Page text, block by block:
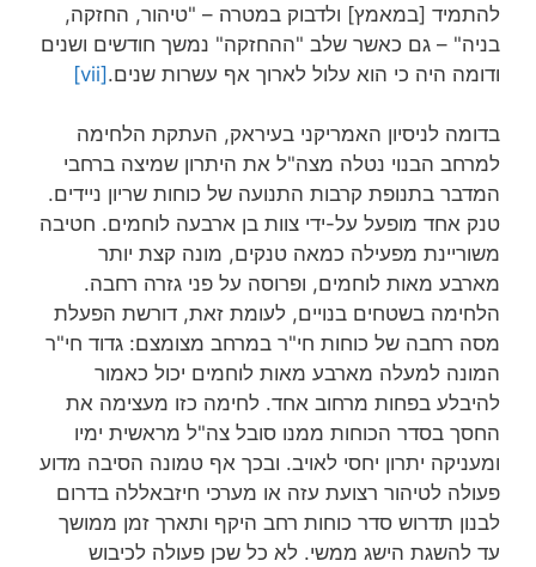
להתמיד [במאמץ] ולדבוק במטרה – "טיהור, החזקה,
בניה" – גם כאשר שלב "ההחזקה" נמשך חודשים ושנים
ודומה היה כי הוא עלול לארוך אף עשרות שנים.[vii]
בדומה לניסיון האמריקני בעיראק, העתקת הלחימה
למרחב הבנוי נטלה מצה"ל את היתרון שמיצה ברחבי
המדבר בתנופת קרבות התנועה של כוחות שריון ניידים.
טנק אחד מופעל על-ידי צוות בן ארבעה לוחמים. חטיבה
משוריינת מפעילה כמאה טנקים, מונה קצת יותר
מארבע מאות לוחמים, ופרוסה על פני גזרה רחבה.
הלחימה בשטחים בנויים, לעומת זאת, דורשת הפעלת
מסה רחבה של כוחות חי"ר במרחב מצומצם: גדוד חי"ר
המונה למעלה מארבע מאות לוחמים יכול כאמור
להיבלע בפחות מרחוב אחד. לחימה כזו מעצימה את
החסך בסדר הכוחות ממנו סובל צה"ל מראשית ימיו
ומעניקה יתרון יחסי לאויב. ובכך אף טמונה הסיבה מדוע
פעולה לטיהור רצועת עזה או מערכי חיזבאללה בדרום
לבנון תדרוש סדר כוחות רחב היקף ותארך זמן ממושך
עד להשגת הישג ממשי. לא כל שכן פעולה לכיבוש